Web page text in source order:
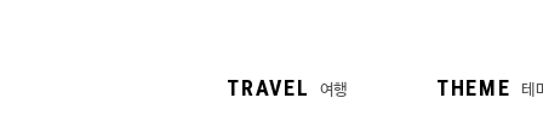
TRAVEL 여행 THEME 테